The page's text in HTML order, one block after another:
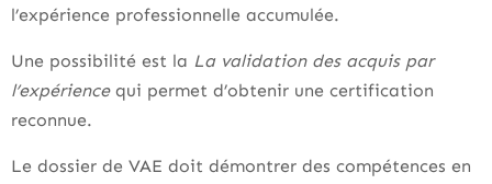
l’expérience professionnelle accumulée.
Une possibilité est la La validation des acquis par
l’expériencequi permet d’obtenir une certification
reconnue.
Le dossier de VAE doit démontrer des compétences en